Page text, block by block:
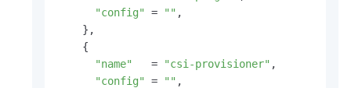
"config"
= "" ,
    },
    {
"name"
   =
"csi-provisioner" ,
"config"
= "" ,